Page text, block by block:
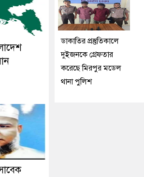
ডাকাতির প্রস্তুতিকালে
দুইজনকে গ্রেফতার
করেছে মিরপুর মডেল
থানা পুলিশ